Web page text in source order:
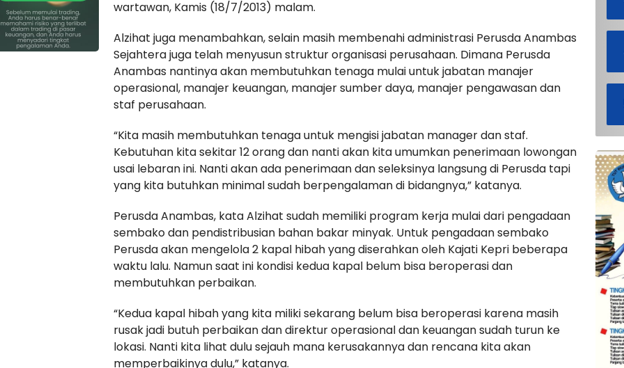
wartawan, Kamis (18/7/2013) malam.
Alzihat juga menambahkan, selain masih membenahi administrasi Perusda Anambas
Sejahtera juga telah menyusun struktur organisasi perusahaan. Dimana Perusda
Anambas nantinya akan membutuhkan tenaga mulai untuk jabatan manajer
operasional, manajer keuangan, manajer sumber daya, manajer pengawasan dan
staf perusahaan.
“Kita masih membutuhkan tenaga untuk mengisi jabatan manager dan staf.
Kebutuhan kita sekitar 12 orang dan nanti akan kita umumkan penerimaan lowongan
usai lebaran ini. Nanti akan ada penerimaan dan seleksinya langsung di Perusda tapi
yang kita butuhkan minimal sudah berpengalaman di bidangnya,” katanya.
Perusda Anambas, kata Alzihat sudah memiliki program kerja mulai dari pengadaan
sembako dan pendistribusian bahan bakar minyak. Untuk pengadaan sembako
Perusda akan mengelola 2 kapal hibah yang diserahkan oleh Kajati Kepri beberapa
waktu lalu. Namun saat ini kondisi kedua kapal belum bisa beroperasi dan
membutuhkan perbaikan.
“Kedua kapal hibah yang kita miliki sekarang belum bisa beroperasi karena masih
rusak jadi butuh perbaikan dan direktur operasional dan keuangan sudah turun ke
lokasi. Nanti kita lihat dulu sejauh mana kerusakannya dan rencana kita akan
memperbaikinya dulu,” katanya.